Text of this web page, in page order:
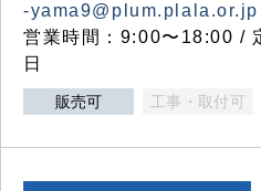
-yama9@plum.plala.or.jp
営業時間：9:00〜18:00 /
日
販売可 工事・取付可